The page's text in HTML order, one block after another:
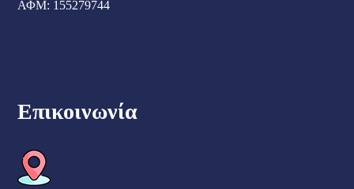
ΑΦΜ: 155279744
Επικοινωνία